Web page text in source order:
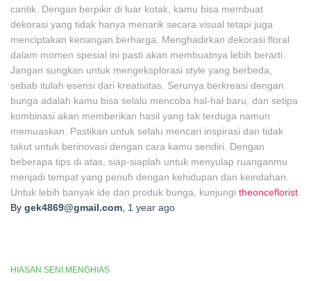
cantik. Dengan berpikir di luar kotak, kamu bisa membuat
dekorasi yang tidak hanya menarik secara visual tetapi juga
menciptakan kenangan berharga. Menghadirkan dekorasi floral
dalam momen spesial ini pasti akan membuatnya lebih berarti.
Jangan sungkan untuk mengeksplorasi style yang berbeda,
sebab itulah esensi dari kreativitas. Serunya berkreasi dengan
bunga adalah kamu bisa selalu mencoba hal-hal baru, dan setipa
kombinasi akan memberikan hasil yang tak terduga namun
memuaskan. Pastikan untuk selalu mencari inspirasi dan tidak
takut untuk berinovasi dengan cara kamu sendiri. Dengan
beberapa tips di atas, siap-siaplah untuk menyulap ruanganmu
menjadi tempat yang penuh dengan kehidupan dan keindahan.
Untuk lebih banyak ide dan produk bunga, kunjungi theonceflorist
By gek4869@gmail.com 1 year ago
HIASAN SENI MENGHIAS